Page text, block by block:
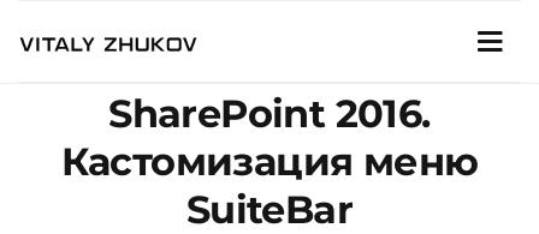
SharePoint 2016.
Кастомизация меню
SuiteBar